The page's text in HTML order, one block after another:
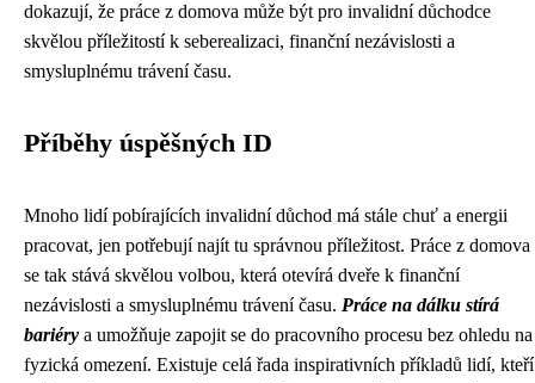
dokazují, že práce z domova může být pro invalidní důchodce
skvělou příležitostí k seberealizaci, finanční nezávislosti a
smysluplnému trávení času.
Příběhy úspěšných ID
Mnoho lidí pobírajících invalidní důchod má stále chuť a energii
pracovat, jen potřebují najít tu správnou příležitost. Práce z domova
se tak stává skvělou volbou, která otevírá dveře k finanční
nezávislosti a smysluplnému trávení času. Práce na dálku stírá
bariéry a umožňuje zapojit se do pracovního procesu bez ohledu na
fyzická omezení. Existuje celá řada inspirativních příkladů lidí, kteří